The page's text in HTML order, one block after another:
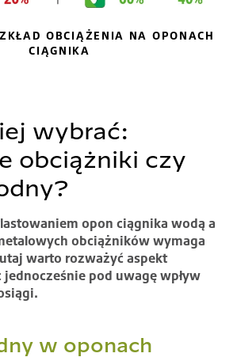
OBCIĄŻENIA NA OPONACH
CIĄGNIKA
wybrać:
obciążniki czy
opon ciągnika wodą a
obciążników wymaga
warto rozważyć aspekt
pod uwagę wpływ
w oponach